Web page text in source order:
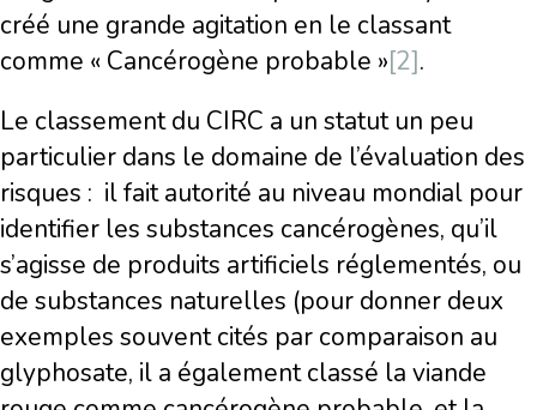
créé une grande agitation en le classant
comme « Cancérogène probable »[2].
Le classement du CIRC a un statut un peu
particulier dans le domaine de l’évaluation des
risques : il fait autorité au niveau mondial pour
identifier les substances cancérogènes, qu’il
s’agisse de produits artificiels réglementés, ou
de substances naturelles (pour donner deux
exemples souvent cités par comparaison au
glyphosate, il a également classé la viande